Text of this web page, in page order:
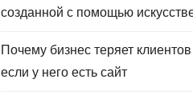
созданной с помощью
Почему бизнес теряет
если у него есть сайт